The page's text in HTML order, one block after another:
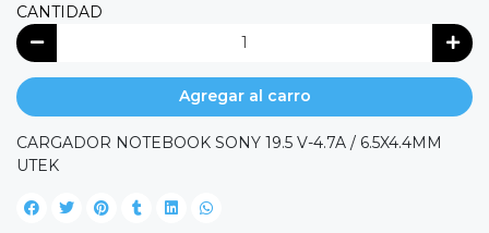
CANTIDAD
Agregar al carro
CARGADOR NOTEBOOK SONY 19.5 V-4.7A / 6.5X4.4MM
UTEK